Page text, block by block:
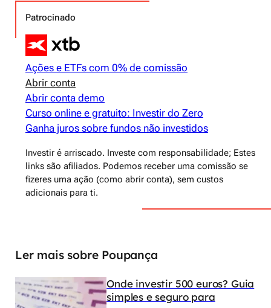
Patrocinado
Ações e ETFs com 0% de comissão
Abrir conta
Abrir conta demo
Curso online e gratuito: Investir do Zero
Ganha juros sobre fundos não investidos
Investir é arriscado. Investe com responsabilidade; Estes
links são afiliados. Podemos receber uma comissão se
fizeres uma ação (como abrir conta), sem custos
adicionais para ti.
Ler mais sobre Poupança
Onde investir 500 euros? Guia
simples e seguro para